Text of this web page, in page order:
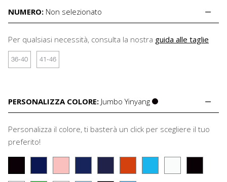
NUMERO: Non selezionato
Per qualsiasi necessità, consulta la nostra guida alle taglie
36-40 41-46
PERSONALIZZA COLORE: Jumbo Yinyang
Personalizza il colore, ti basterà un click per scegliere il tuo
preferito!